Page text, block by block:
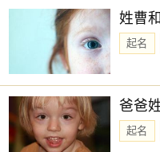
姓曹
起名
爸爸
起名